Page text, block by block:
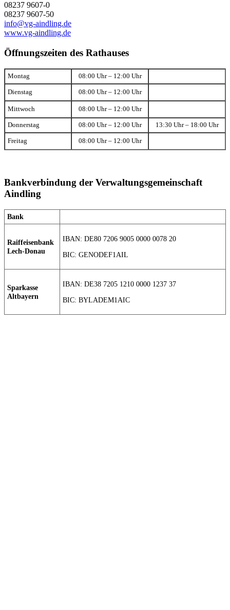
08237 9607-0
08237 9607-50
info@vg-aindling.de
www.vg-aindling.de
Öffnungszeiten des Rathauses
Montag 08:00 Uhr – 12:00 Uhr
Dienstag 08:00 Uhr – 12:00 Uhr
Mittwoch 08:00 Uhr – 12:00 Uhr
Donnerstag 08:00 Uhr – 12:00 Uhr 13:30 Uhr – 18:00 Uhr
Freitag 08:00 Uhr – 12:00 Uhr
Bankverbindung der Verwaltungsgemeinschaft
Aindling
Bank
Raiffeisenbank
Lech-Donau
IBAN: DE80 7206 9005 0000 0078 20
BIC: GENODEF1AIL
Sparkasse
Altbayern
IBAN: DE38 7205 1210 0000 1237 37
BIC: BYLADEM1AIC